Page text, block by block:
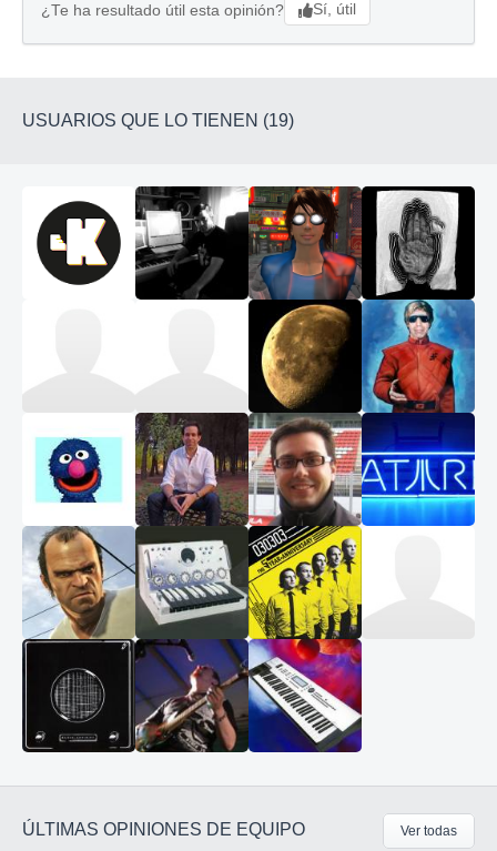
¿Te ha resultado útil esta opinión? Sí, útil
USUARIOS QUE LO TIENEN (19)
ÚLTIMAS OPINIONES DE EQUIPO Ver todas